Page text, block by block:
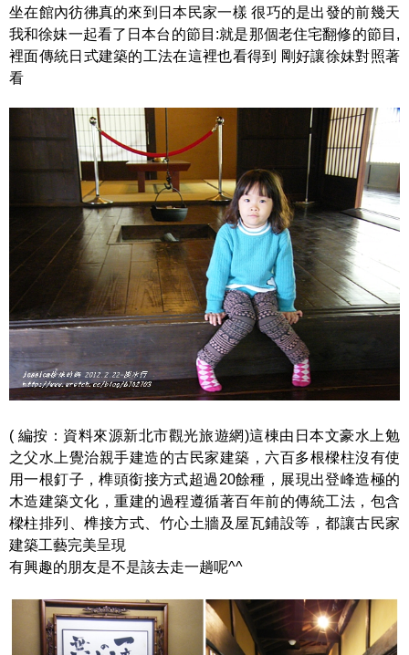
坐在館內彷彿真的來到日本民家一樣 很巧的是出發的前幾天
我和徐妹一起看了日本台的節目:就是那個老住宅翻修的節目,
裡面傳統日式建築的工法在這裡也看得到 剛好讓徐妹對照著
看
( 編按：資料來源新北市觀光旅遊網)這棟由日本文豪水上勉
之父水上覺治親手建造的古民家建築，六百多根樑柱沒有使
用一根釘子，榫頭銜接方式超過20餘種，展現出登峰造極的
木造建築文化，重建的過程遵循著百年前的傳統工法，包含
樑柱排列、榫接方式、竹心土牆及屋瓦鋪設等，都讓古民家
建築工藝完美呈現
有興趣的朋友是不是該去走一趟呢^^